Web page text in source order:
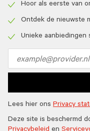
icon
Hoor als eerste van
icon
Ontdek de nieuwste
Unieke aanbiedingen
address
Lees hier ons Privacy
Deze site is beschermd